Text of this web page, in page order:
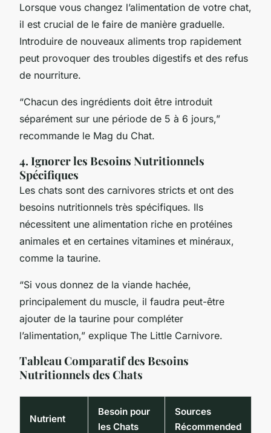
Lorsque vous changez l’alimentation de votre chat,
il est crucial de le faire de manière graduelle.
Introduire de nouveaux aliments trop rapidement
peut provoquer des troubles digestifs et des refus
de nourriture.
“Chacun des ingrédients doit être introduit
séparément sur une période de 5 à 6 jours,”
recommande le Mag du Chat.
4. Ignorer les Besoins Nutritionnels
Spécifiques
Les chats sont des carnivores stricts et ont des
besoins nutritionnels très spécifiques. Ils
nécessitent une alimentation riche en protéines
animales et en certaines vitamines et minéraux,
comme la taurine.
“Si vous donnez de la viande hachée,
principalement du muscle, il faudra peut-être
ajouter de la taurine pour compléter
l’alimentation,” explique The Little Carnivore.
Tableau Comparatif des Besoins
Nutritionnels des Chats
Nutrient
Besoin pour
les Chats
Sources
Récommended